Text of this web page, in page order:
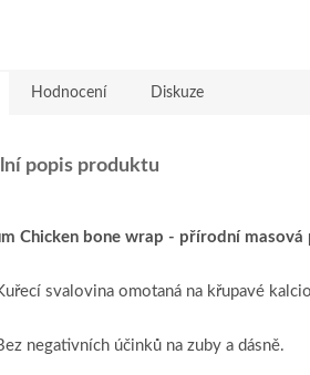
Hodnocení Diskuze
popis produktu
Chicken bone wrap - přírodní
svalovina omotaná na křupavé
negativních účinků na zuby a dásně.